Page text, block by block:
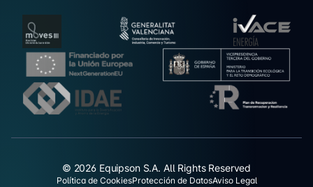
© 2026 Equipson S.A. All Rights Reserved
Política de CookiesProtección de DatosAviso Legal